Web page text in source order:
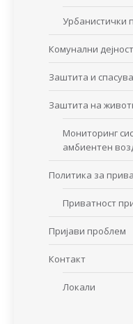
Урбанистички
Комунални
Заштита и
Заштита на
Мониторинг
амбиентен
Политика за
Приватност
Пријави проблем
Контакт
Локали